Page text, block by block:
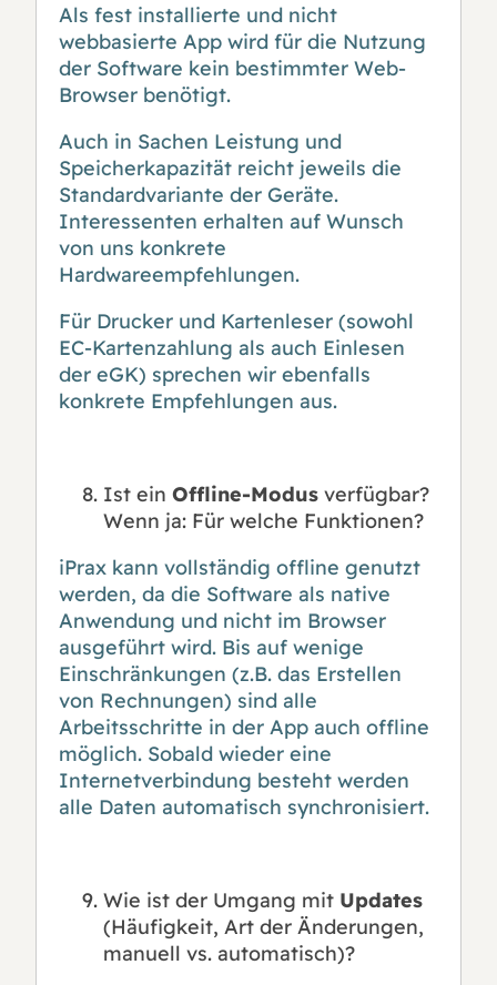
Als fest installierte und nicht
webbasierte App wird für die Nutzung
der Software kein bestimmter Web-
Browser benötigt.
Auch in Sachen Leistung und
Speicherkapazität reicht jeweils die
Standardvariante der Geräte.
Interessenten erhalten auf Wunsch
von uns konkrete
Hardwareempfehlungen.
Für Drucker und Kartenleser (sowohl
EC-Kartenzahlung als auch Einlesen
der eGK) sprechen wir ebenfalls
konkrete Empfehlungen aus.
Ist ein Offline-Modus verfügbar?
Wenn ja: Für welche Funktionen?
iPrax kann vollständig offline genutzt
werden, da die Software als native
Anwendung und nicht im Browser
ausgeführt wird. Bis auf wenige
Einschränkungen (z.B. das Erstellen
von Rechnungen) sind alle
Arbeitsschritte in der App auch offline
möglich. Sobald wieder eine
Internetverbindung besteht werden
alle Daten automatisch synchronisiert.
Wie ist der Umgang mit Updates
(Häufigkeit, Art der Änderungen,
manuell vs. automatisch)?